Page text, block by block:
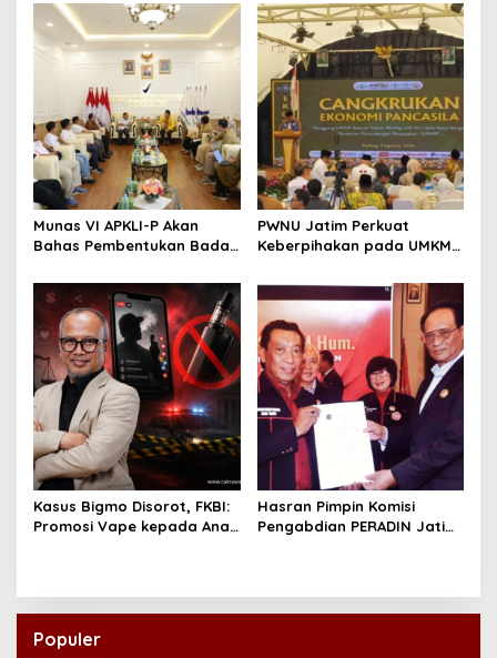
Revisi AD/ART
Perkuat Ekosistem Pensiun
Berkelanjutan
Munas VI APKLI-P Akan
Bahas Pembentukan Badan
Dinilai Penting Hadapi
Bonus Demografi
PWNU Jatim Perkuat
Keberpihakan pada UMKM
Kasus Bigmo Disorot, FKBI:
Promosi Vape kepada Anak
Hasran Pimpin Komisi
Pengabdian PERADIN Jatim,
Populer